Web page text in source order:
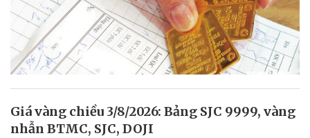
Giá vàng chiều 3/8/2026: Bảng SJC 9999, vàng
nhẫn BTMC, SJC, DOJI